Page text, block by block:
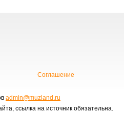
Соглашение
admin@muzland.ru
ссылка на источник обязательна.